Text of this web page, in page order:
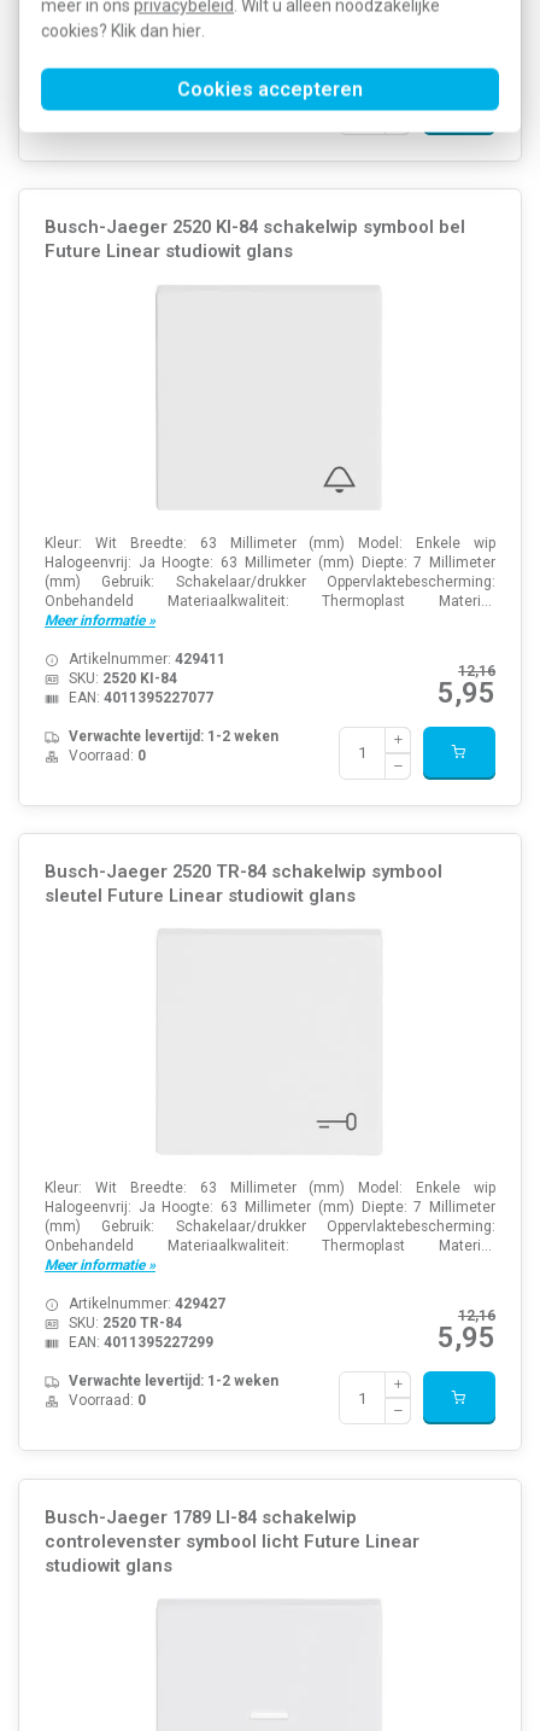
meer in ons privacybeleid. Wilt u alleen noodzakelijke
cookies? Klik dan hier.
Cookies accepteren
Artikelnummer:429419
SKU:2520 LI-84
Verwachte levertijd: 1-2 weken
Voorraad:0
Busch-Jaeger 2520 KI-84 schakelwip symbool bel
Future Linear studiowit glans
Kleur: Wit Breedte: 63 Millimeter (mm) Model: Enkele wip
Halogeenvrij: Ja Hoogte: 63 Millimeter (mm) Diepte: 7 Millimeter
(mm) Gebruik: Schakelaar/drukker Oppervlaktebescherming:
Onbehandeld Materiaalkwaliteit: Thermoplast Materi...
Meer informatie »
12,16
5,95
Artikelnummer: 429411
SKU: 2520 KI-84
EAN: 4011395227077
Verwachte levertijd: 1-2 weken
Voorraad: 0
Busch-Jaeger 2520 TR-84 schakelwip symbool
sleutel Future Linear studiowit glans
Kleur: Wit Breedte: 63 Millimeter (mm) Model: Enkele wip
Halogeenvrij: Ja Hoogte: 63 Millimeter (mm) Diepte: 7 Millimeter
(mm) Gebruik: Schakelaar/drukker Oppervlaktebescherming:
Onbehandeld Materiaalkwaliteit: Thermoplast Materi...
Meer informatie »
12,16
5,95
Artikelnummer: 429427
SKU: 2520 TR-84
EAN: 4011395227299
Verwachte levertijd: 1-2 weken
Voorraad: 0
Busch-Jaeger 1789 LI-84 schakelwip
controlevenster symbool licht Future Linear
studiowit glans